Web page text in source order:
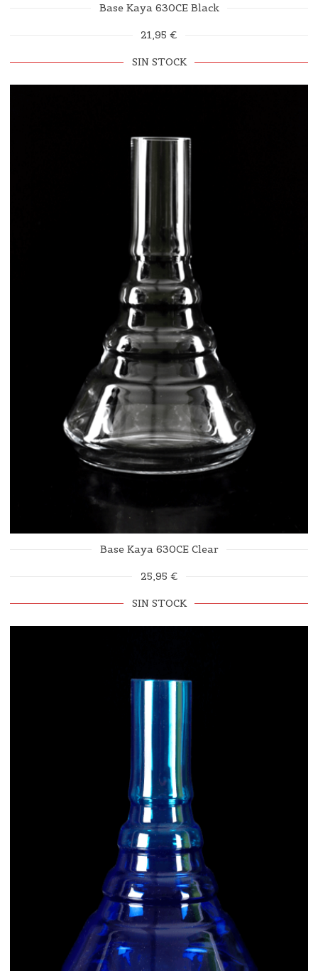
Base Kaya 630CE Black
21,95 €
SIN STOCK
Base Kaya 630CE Clear
25,95 €
SIN STOCK